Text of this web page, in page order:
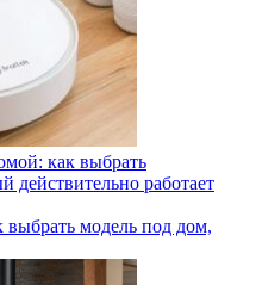
как выбрать
действительно работает
модель под дом,